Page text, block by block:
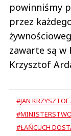
powinniśmy
przez
zawarte są w
Krzysztof
#JAN
#ŁAŃCUCH